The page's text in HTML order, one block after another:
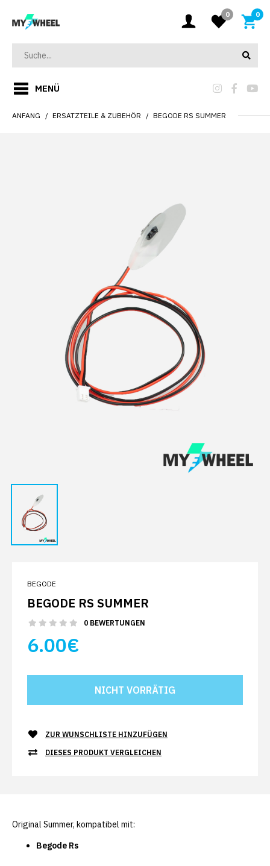
0 0
MENÜ
ANFANG ERSATZTEILE & ZUBEHÖR BEGODE RS SUMMER
BEGODE
BEGODE RS SUMMER
0 BEWERTUNGEN
6.00€
ZUR WUNSCHLISTE HINZUFÜGEN
DIESES PRODUKT VERGLEICHEN
Original Summer, kompatibel mit:
Begode Rs